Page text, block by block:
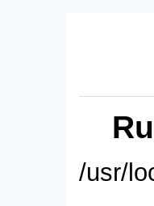
/usr/